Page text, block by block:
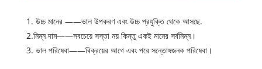
1. উচ্চ মানের ——ভাল উপকরণ এবং উচ্চ প্রযুক্তি থেকে আসছে.
2.নিম্ন দাম——সবচেয়ে সস্তা নয় কিন্তু একই মানের সর্বনিম্ন।
3. ভাল পরিষেবা——বিক্রয়ের আগে এবং পরে সন্তোষজনক পরিষেবা।